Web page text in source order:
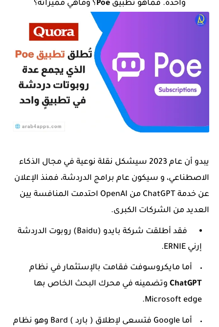
واحدة. فماهو تطبيقPoe؟ وماهي مميزاته؟
يبدو أن عام 2023 سيشكل نقلة نوعية في مجال الذكاء
الاصطناعي، و سيكون عام برامج الدردشة، فمنذ الإعلان
عن خدمة ChatGPT من OpenAI احتدمت المنافسة يين
العديد من الشركات الكبرى.
فقد أطلقت شركة بايدو (Baidu) روبوت الدردشة
إرني ERNIE.
أما مايكروسوفت فقامت بالإستثمار في نظام
ChatGPT وتضمينه في محرك البحث الخاص بها
Microsoft edge.
أما Google فتسعى لإطلاق ( بارد ) Bard وهو نظام